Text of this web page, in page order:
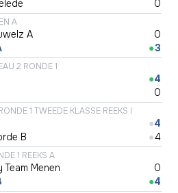
0
A
A
●
0
3
2 RONDE 1
●4
0
1 TWEEDE KLASSE REEKS I
B
●
●
4
4
1 REEKS A
Menen
●
0
4